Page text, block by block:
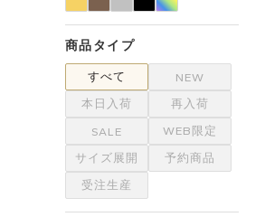
商品タイプ
すべて
NEW
本日入荷
再入荷
SALE
WEB限定
サイズ展開
予約商品
受注生産